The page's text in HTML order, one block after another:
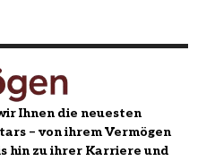
Ihnen die neuesten
– von ihrem Vermögen
hin zu ihrer Karriere und